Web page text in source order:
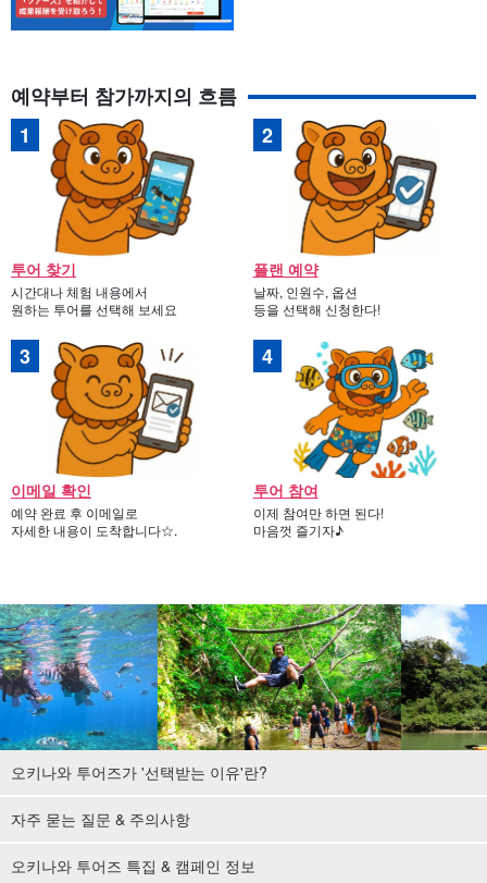
예약부터 참가까지의 흐름
투어 찾기
시간대나 체험 내용에서
원하는 투어를 선택해 보세요
플랜 예약
날짜, 인원수, 옵션
등을 선택해 신청한다!
이메일 확인
예약 완료 후 이메일로
자세한 내용이 도착합니다☆.
투어 참여
이제 참여만 하면 된다!
마음껏 즐기자♪
오키나와 투어즈가 '선택받는 이유'란?
자주 묻는 질문 & 주의사항
오키나와 투어즈 특집 & 캠페인 정보